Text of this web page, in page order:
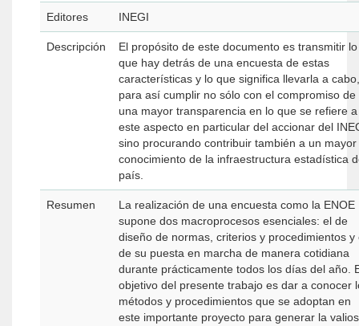
Editores INEGI
Descripción
El propósito de este documento es transmitir lo
que hay detrás de una encuesta de estas
características y lo que significa llevarla a cabo,
para así cumplir no sólo con el compromiso de
una mayor transparencia en lo que se refiere a
este aspecto en particular del accionar del
sino procurando contribuir también a un mayor
conocimiento de la infraestructura estadística
país.
Resumen
La realización de una encuesta como la ENOE
supone dos macroprocesos esenciales: el de
diseño de normas, criterios y procedimientos y
de su puesta en marcha de manera cotidiana
durante prácticamente todos los días del año.
objetivo del presente trabajo es dar a conocer
métodos y procedimientos que se adoptan en
este importante proyecto para generar la